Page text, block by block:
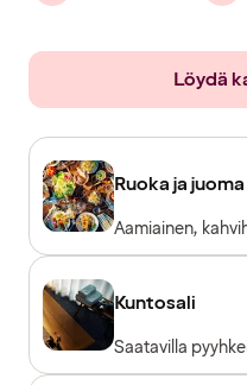
Löydä
Ruoka ja juoma
Aamiainen,
Kuntosali
Saatavilla
Kardiolaitteet,